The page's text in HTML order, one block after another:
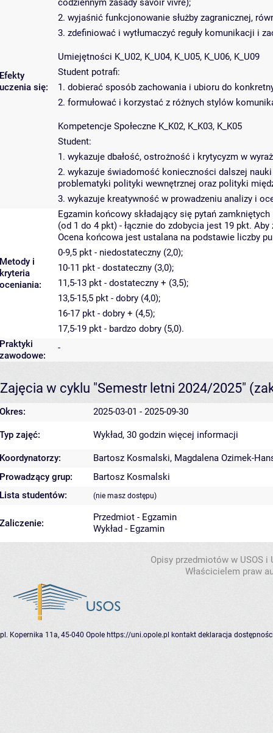
Efekty
uczenia się:
codziennym zasady savoir vivre);
2. wyjaśnić funkcjonowanie służby zagranicznej,
3. zdefiniować i wytłumaczyć reguły komunikacji i
Umiejętności K_U02, K_U04, K_U05, K_U06, K_U09
Student potrafi:
1. dobierać sposób zachowania i ubioru do
2. formułować i korzystać z różnych stylów
Kompetencje Społeczne K_K02, K_K03, K_K05
Student:
1. wykazuje dbałość, ostrożność i krytycyzm w
2. wykazuje świadomość konieczności dalszej
problematyki polityki wewnętrznej oraz polityki
3. wykazuje kreatywność w prowadzeniu analizy i
Metody i
kryteria
oceniania:
Egzamin końcowy składający się pytań
(od 1 do 4 pkt) - łącznie do zdobycia jest 19 pkt.
Ocena końcowa jest ustalana na podstawie liczby
0-9,5 pkt - niedostateczny (2,0);
10-11 pkt - dostateczny (3,0);
11,5-13 pkt - dostateczny + (3,5);
13,5-15,5 pkt - dobry (4,0);
16-17 pkt - dobry + (4,5);
17,5-19 pkt - bardzo dobry (5,0).
Praktyki
zawodowe:
-
Zajęcia w cyklu "Semestr letni 2024/2025"
Okres: 2025-03-01 - 2025-09-30
Typ zajęć: Wykład, 30 godzin więcej informacji
Koordynatorzy: Bartosz Kosmalski, Magdalena Ozimek-
Prowadzący grup:
Bartosz Kosmalski
Lista studentów:
(nie masz dostępu)
Zaliczenie:
Przedmiot - Egzamin
Wykład - Egzamin
Opisy przedmiotów w USOS
Właścicielem praw
pl. Kopernika 11a, 45-040 Opole https://uni.opole.pl kontakt deklaracja